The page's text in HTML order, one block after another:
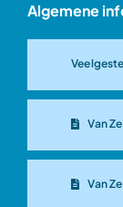
Algemene
Van
Van